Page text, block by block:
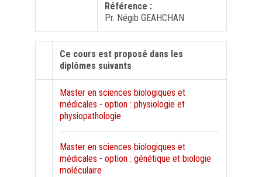
Référence :
Pr. Négib GEAHCHAN
Ce cours est proposé dans les
diplômes suivants
Master en sciences biologiques et
médicales - option : physiologie et
physiopathologie
Master en sciences biologiques et
médicales - option : génétique et biologie
moléculaire